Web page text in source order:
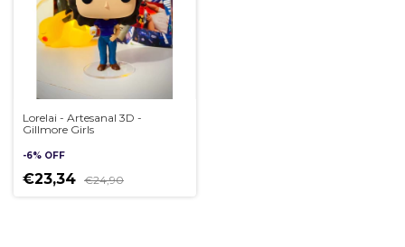
Lorelai - Artesanal 3D -
Gillmore Girls
-6% OFF
€23,34 €24,90